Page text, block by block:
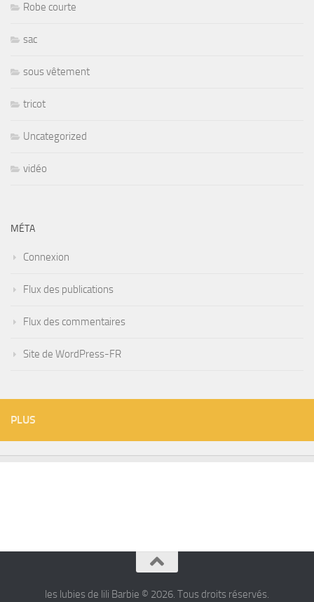
Robe courte
sac
sous vêtement
tricot
Uncategorized
vidéo
MÉTA
Connexion
Flux des publications
Flux des commentaires
Site de WordPress-FR
PLUS
les lubies de lili Barbie © 2026. Tous droits réservés.